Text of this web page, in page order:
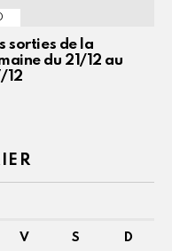
sorties de la
du 21/12 au
12
V S D